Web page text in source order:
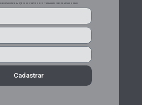
MAIS INFORMAÇÕES DO PARTIDO DOS TRABALHADORES DE MINAS GERAIS
Cadastrar